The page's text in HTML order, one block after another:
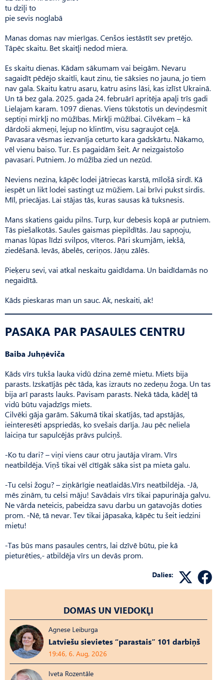
tu dziļi to
pie sevis noglabā
Manas domas nav mierīgas. Cenšos iestāstīt sev pretējo.
Tāpēc skaitu. Bet skaitļi nedod miera.
Es skaitu dienas. Kādam sākumam vai beigām. Nevaru
sagaidīt pēdējo skaitli, kaut zinu, tie sāksies no jauna, jo tiem
nav gala. Skaitu katru asaru, katru asins lāsi, kas izlīst Ukrainā.
Un tā bez gala. 2025. gada 24. februārī apritēja apaļi trīs gadi
Lielajam karam. 1097 dienas. Viens tūkstotis un deviņdesmit
septiņi mirkļi no mūžības. Mirkļi mūžībai. Cil­vēkam – kā
dārdoši akmeņi, lejup no klintīm, visu sagraujot ceļā.
Pavasara vēsmas iezvanīja ceturto kara gadskārtu. Nākamo,
vēl vienu baiso. Tur. Es pagaidām šeit. Ar neizgaistošo
pavasari. Putniem. Jo mūžība zied un nezūd.
Neviens nezina, kāpēc lodei jātriecas karstā, mīlošā sirdī. Kā
iespēt un likt lodei sastingt uz mūžiem. Lai brīvi pukst sirdis.
Mīl, priecājas. Lai stājas tās, kuras sausas kā tuksnesis.
Mans skatiens gaidu pilns. Turp, kur debesis kopā ar putniem.
Tās piešalkotās. Saules gaismas piepildītās. Jau sapņoju,
manas lūpas līdzi svilpos, vīteros. Pāri skumjām, iekšā,
ziedēšanā. Ievās, ābelēs, ceriņos. Jāņu zālēs.
Pieķeru sevi, vai atkal neskaitu gaidīdama. Un baidīdamās no
negaidītā.
Kāds pieskaras man un sauc. Ak, neskaiti, ak!
PASAKA PAR PASAULES CENTRU
Baiba Juhņēviča
Kāds vīrs tukša lauka vidū dzina zemē mietu. Miets bija
parasts. Izskatījās pēc tāda, kas izrauts no zedeņu žoga. Un tas
bija arī parasts lauks. Pavisam parasts. Nekā tāda, kādēļ tā
vidū būtu vajadzīgs miets.
Cilvēki gāja garām. Sākumā tikai skatījās, tad apstājās,
ieinteresēti apspriedās, ko svešais darīja. Jau pēc neliela
laiciņa tur sapulcējās prāvs pulciņš.
-Ko tu dari? – viņi viens caur otru jautāja vīram. Vīrs
neatbildēja. Viņš tikai vēl cītīgāk sāka sist pa mieta galu.
-Tu celsi žogu? – ziņkārīgie neatlaidās.Vīrs neatbildēja. -Jā,
mēs zinām, tu celsi māju! Savādais vīrs tikai papurināja galvu.
Ne vārda neteicis, pabeidza savu darbu un gatavojās doties
prom. -Nē, tā nevar. Tev tikai jāpasaka, kāpēc tu šeit iedzini
mietu!
-Tas būs mans pasaules centrs, lai dzīvē būtu, pie kā
pieturēties,- atbildēja vīrs un devās prom.
Dalies:
DOMAS UN VIEDOKĻI
Agnese Leiburga
Latviešu sievietes “parastais” 101 darbiņš
19:46, 6. Aug, 2026
Iveta Rozentāle